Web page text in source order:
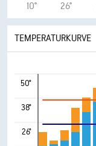
10°
26°
TEMPERATURKURVE
50°
38°
26°